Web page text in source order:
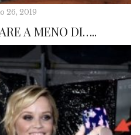
26, 2019
A MENO DI…..